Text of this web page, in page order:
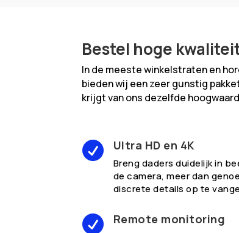
Bestel hoge
In de meeste winkelstraten en
bieden wij een zeer gunstig
krijgt van ons dezelfde
 Ultra HD en 4K
Breng daders duidelijk in
de camera, meer dan
discrete details op te
 Remote monitoring